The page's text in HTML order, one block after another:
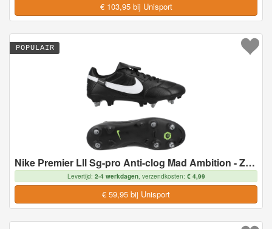
€ 103,95 bij Unisport
Nike Premier Lll Sg-pro Anti-clog Mad Ambition - Zwart/wit - Soft Ground (Sg), maat 40½
Levertijd: 2-4 werkdagen, verzendkosten: € 4,99
€ 59,95 bij Unisport
POPULAIR